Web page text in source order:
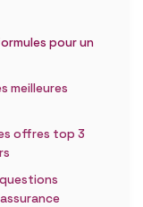
pour un
meilleures
offres top 3